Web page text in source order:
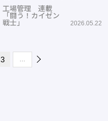
穂工場
工場管理 連載
「闘う！カイゼン
戦士」
2026.05.22
3 …